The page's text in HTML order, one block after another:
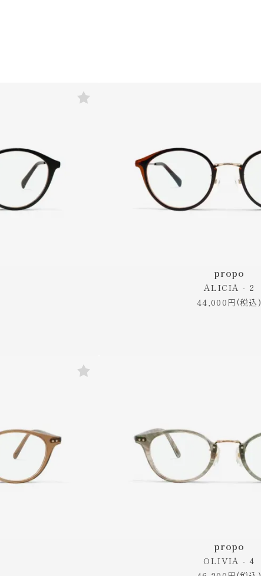
propo
ALICIA - 2
44,000円(税込)
propo
OLIVIA - 4